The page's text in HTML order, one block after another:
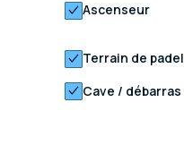
Ascenseur
Terrain de padel
Cave / débarras